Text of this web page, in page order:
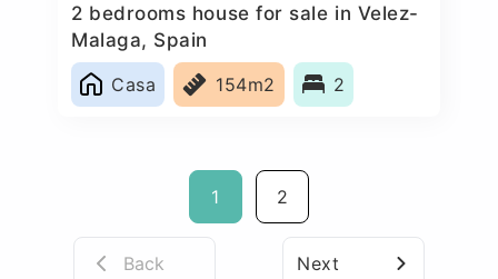
2 bedrooms house for sale in Velez-
Malaga, Spain
Casa
154m2 2
1 2
Back Next